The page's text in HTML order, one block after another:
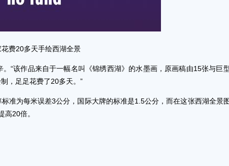
花费20多天手绘西湖全景
该作品来自于一幅名叫《锦绣西湖》的水墨画，原画稿由15张与巨
，足足花费了20多天。”
为每米误差3公分，国际大牌的标准是1.5公分，而在这张西湖全景图
20倍。